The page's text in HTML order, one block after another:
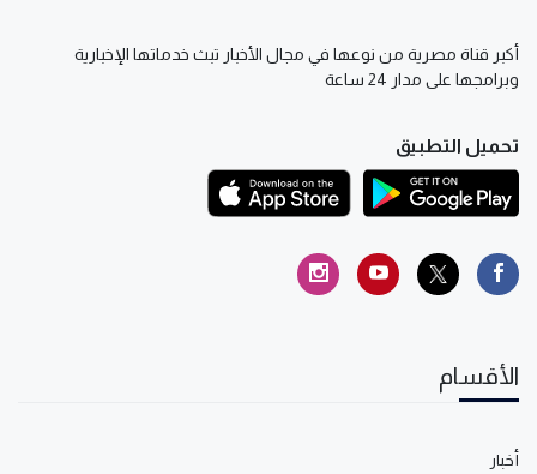
أكبر قناة مصرية من نوعها في مجال الأخبار تبث خدماتها الإخبارية
وبرامجها على مدار 24 ساعة
تحميل التطبيق
الأقسام
أخبار